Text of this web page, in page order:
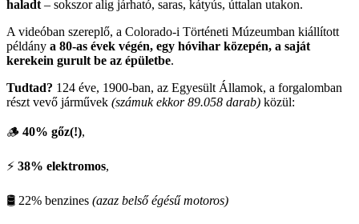
haladt – sokszor alig járható, saras, kátyús, úttalan utakon.
A videóban szereplő, a Colorado-i Történeti Múzeumban kiállított
példány a 80-as évek végén, egy hóvihar közepén, a saját
kerekein gurult be az épületbe.
Tudtad? 124 éve, 1900-ban, az Egyesült Államok, a forgalomban
részt vevő járművek (számuk ekkor 89.058 darab) közül:
🪵 40% gőz(!),
⚡️ 38% elektromos,
🛢 22% benzines (azaz belső égésű motoros)